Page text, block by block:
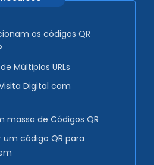
os códigos QR
Múltiplos URLs
Digital com
massa de Códigos QR
código QR para